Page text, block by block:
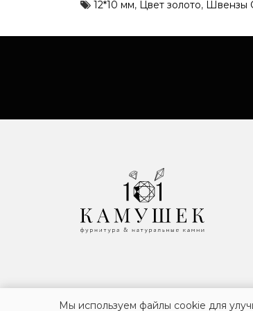
12*10 мм, Цвет золото, Швензы
Мы используем файлы cookie для